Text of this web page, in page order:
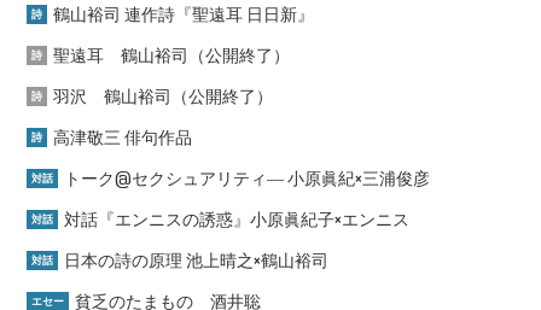
詩 鶴山裕司 連作詩『聖遠耳 日日新』
詩 聖遠耳 鶴山裕司（公開終了）
詩 羽沢 鶴山裕司（公開終了）
詩 高津敬三 俳句作品
対話 トーク@セクシュアリティ― 小原眞紀×三浦俊彦
対話 対話『エンニスの誘惑』小原眞紀子×エンニス
対話 日本の詩の原理 池上晴之×鶴山裕司
エセー 貧乏のたまもの 酒井聡